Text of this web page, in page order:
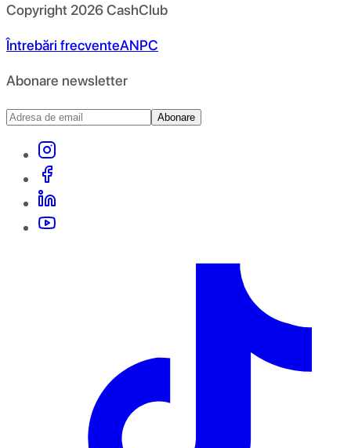
Copyright 2026CashClub
Întrebări frecventeANPC
Abonare newsletter
Abonare